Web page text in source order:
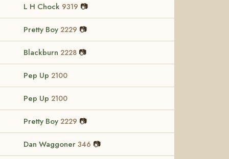
L H Chock 9319 📷
Pretty Boy 2229 📷
Blackburn 2228 📷
Pep Up 2100
Pep Up 2100
Pretty Boy 2229 📷
Dan Waggoner 346 📷